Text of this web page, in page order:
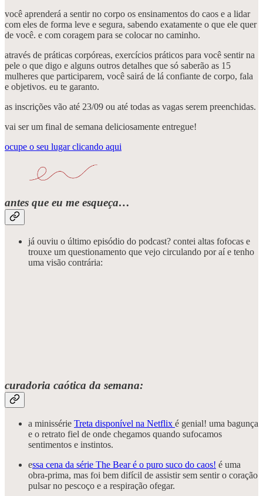
você aprenderá a sentir no corpo os ensinamentos do caos e a lidar
com eles de forma leve e segura, sabendo exatamente o que ele quer
de você. e com coragem para se colocar no caminho.
através de práticas corpóreas, exercícios práticos para você sentir na
pele o que digo e alguns outros detalhes que só saberão as 15
mulheres que participarem, você sairá de lá confiante de corpo, fala
e objetivos. eu te garanto.
as inscrições vão até 23/09 ou até todas as vagas serem preenchidas.
vai ser um final de semana deliciosamente entregue!
ocupe o seu lugar clicando aqui
antes que eu me esqueça…
já ouviu o último episódio do podcast? contei altas fofocas e
trouxe um questionamento que vejo circulando por aí e tenho
uma visão contrária:
curadoria caótica da semana:
a minissérie Treta disponível na Netflix é genial! uma bagunça
e o retrato fiel de onde chegamos quando sufocamos
sentimentos e instintos.
essa cena da série The Bear é o puro suco do caos! é uma
obra-prima, mas foi bem difícil de assistir sem sentir o coração
pulsar no pescoço e a respiração ofegar.